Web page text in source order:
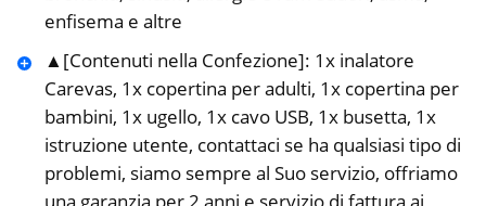
enfisema e altre
▲[Contenuti nella Confezione]: 1x inalatore
Carevas, 1x copertina per adulti, 1x copertina per
bambini, 1x ugello, 1x cavo USB, 1x busetta, 1x
istruzione utente, contattaci se ha qualsiasi tipo di
problemi, siamo sempre al Suo servizio, offriamo
una garanzia per 2 anni e servizio di fattura ai